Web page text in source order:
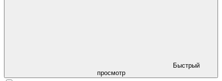
Быстрый
просмотр